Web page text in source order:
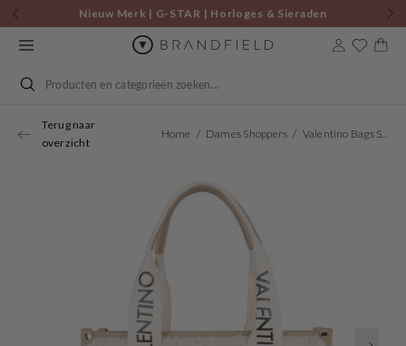
Skip to
content
Nieuw Merk | G-STAR | Horloges & Sieraden
Cart
Search
Terug naar
overzicht
Home Dames Shoppers Valentino Bags Special Camy Taupe Shopper VBS7L301TAUPE